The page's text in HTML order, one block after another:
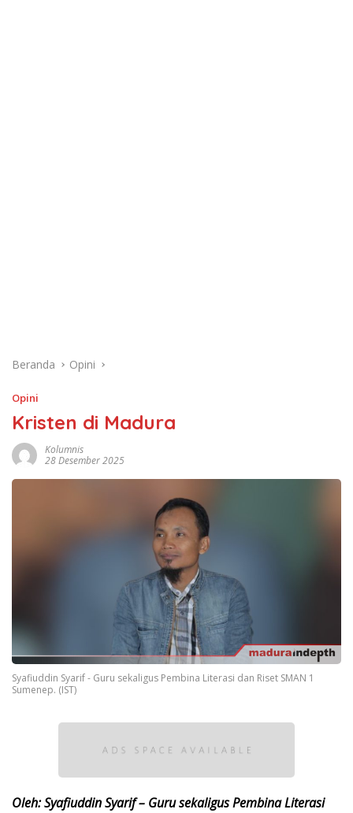
Beranda Opini
Opini
Kristen di Madura
Kolumnis
28 Desember 2025
Syafiuddin Syarif - Guru sekaligus Pembina Literasi dan Riset SMAN 1
Sumenep. (IST)
Oleh:Syafiuddin Syarif – Guru sekaligus Pembina Literasi